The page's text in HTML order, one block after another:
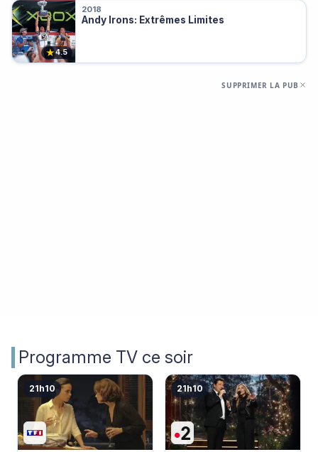
★4.5
2018
Andy Irons: Extrêmes Limites
SUPPRIMER LA PUB
Programme TV ce soir
21h10 21h10